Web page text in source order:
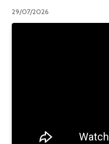
29/07/2026